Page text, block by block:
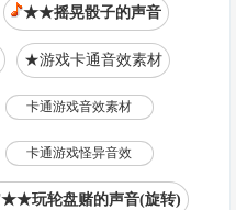
★★摇晃骰子的声音
★游戏卡通音效素材
卡通游戏音效素材
卡通游戏怪异音效
★★玩轮盘赌的声音(旋转)